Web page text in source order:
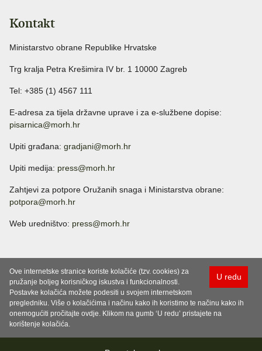
Kontakt
Ministarstvo obrane Republike Hrvatske
Trg kralja Petra Krešimira IV br. 1 10000 Zagreb
Tel: +385 (1) 4567 111
E-adresa za tijela državne uprave i za e-službene dopise:
pisarnica@morh.hr
Upiti građana: gradjani@morh.hr
Upiti medija: press@morh.hr
Zahtjevi za potpore Oružanih snaga i Ministarstva obrane:
potpora@morh.hr
Web uredništvo: press@morh.hr
U redu
Ove internetske stranice koriste kolačiće (tzv. cookies) za
pružanje boljeg korisničkog iskustva i funkcionalnosti.
Postavke kolačića možete podesiti u svojem internetskom
pregledniku. Više o kolačićima i načinu kako ih koristimo te načinu kako ih
onemogućiti pročitajte ovdje. Klikom na gumb ‘U redu’ pristajete na
korištenje kolačića.